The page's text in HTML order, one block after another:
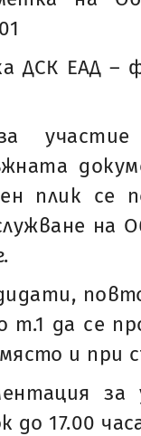
ДСК ЕАД
плик
на
да се
и при
за
17.00